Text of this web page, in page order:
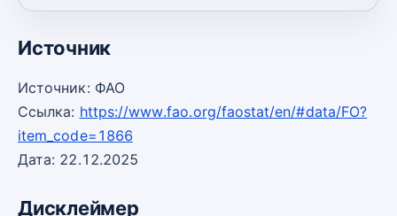
Источник
Источник: ФАО
Ссылка: https://www.fao.org/faostat/en/#data/FO?
item_code=1866
Дата: 22.12.2025
Дисклеймер